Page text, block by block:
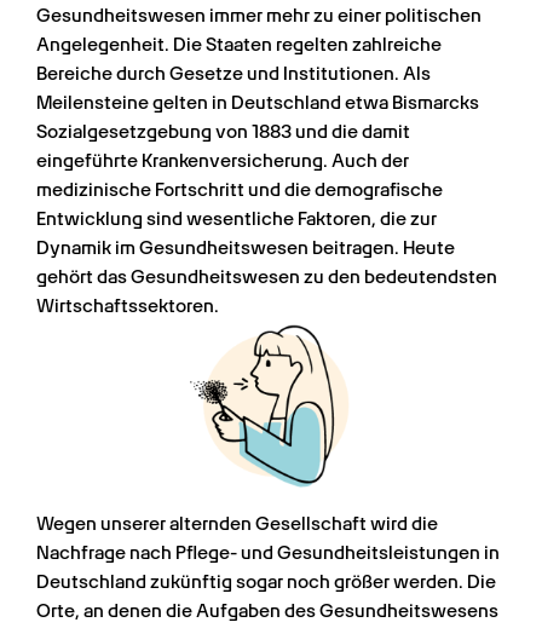
Gesundheitswesen immer mehr zu einer politischen
Angelegenheit. Die Staaten regelten zahlreiche
Bereiche durch Gesetze und Institutionen. Als
Meilensteine gelten in Deutschland etwa Bismarcks
Sozialgesetzgebung von 1883 und die damit
eingeführte Krankenversicherung. Auch der
medizinische Fortschritt und die demografische
Entwicklung sind wesentliche Faktoren, die zur
Dynamik im Gesundheitswesen beitragen. Heute
gehört das Gesundheitswesen zu den bedeutendsten
Wirtschaftssektoren.
Wegen unserer alternden Gesellschaft wird die
Nachfrage nach Pflege- und Gesundheitsleistungen in
Deutschland zukünftig sogar noch größer werden. Die
Orte, an denen die Aufgaben des Gesundheitswesens